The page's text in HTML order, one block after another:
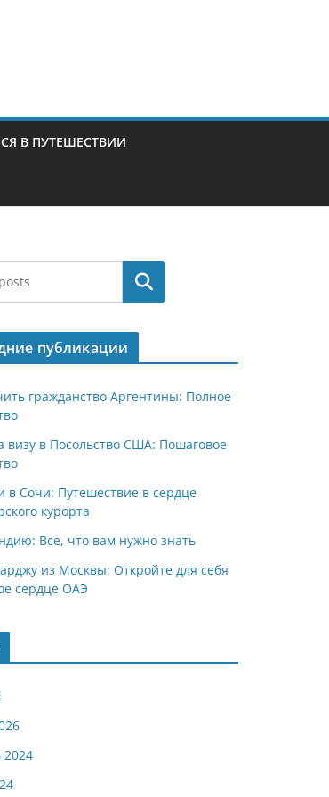
В ПУТЕШЕСТВИИ
Поиск
публикации
гражданство Аргентины: Полное
визу в Посольство США: Пошаговое
в Сочи: Путешествие в сердце
курорта
Все, что вам нужно знать
из Москвы: Откройте для себя
сердце ОАЭ
2024